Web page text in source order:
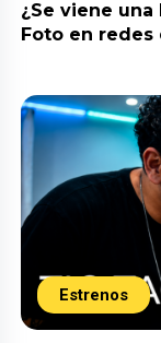
¿Se viene una
Foto en redes
Estrenos